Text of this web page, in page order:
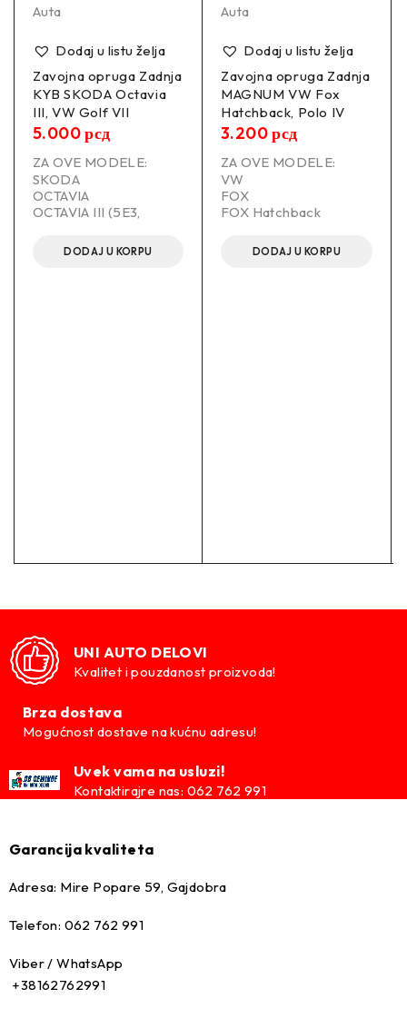
LS4295057
Informacije:
Položaj ugradnje
LS4295057 LESJOFORS
996631 SACHS
/
–
Auta
Dodaj u listu želja
Zavojna opruga Zadnja
KYB SKODA Octavia
III, VW Golf VII
5.000рсд
ZA OVE MODELE:
SKODA
OCTAVIA
OCTAVIA III (5E3,
DODAJ U KORPU
Auta
Dodaj u listu želja
Zavojna opruga Zadnja
MAGNUM VW Fox
Hatchback, Polo IV
3.200рсд
ZA OVE MODELE:
VW
FOX
FOX Hatchback
DODAJ U KORPU
UNI AUTO DELOVI
Kvalitet i pouzdanost proizvoda!
Brza dostava
Mogućnost dostave na kućnu adresu!
Uvek vama na usluzi!
Kontaktirajre nas: 062 762 991
Garancija kvaliteta
Adresa: Mire Popare 59, Gajdobra
Telefon: 062 762 991
Viber / WhatsApp
+38162762991